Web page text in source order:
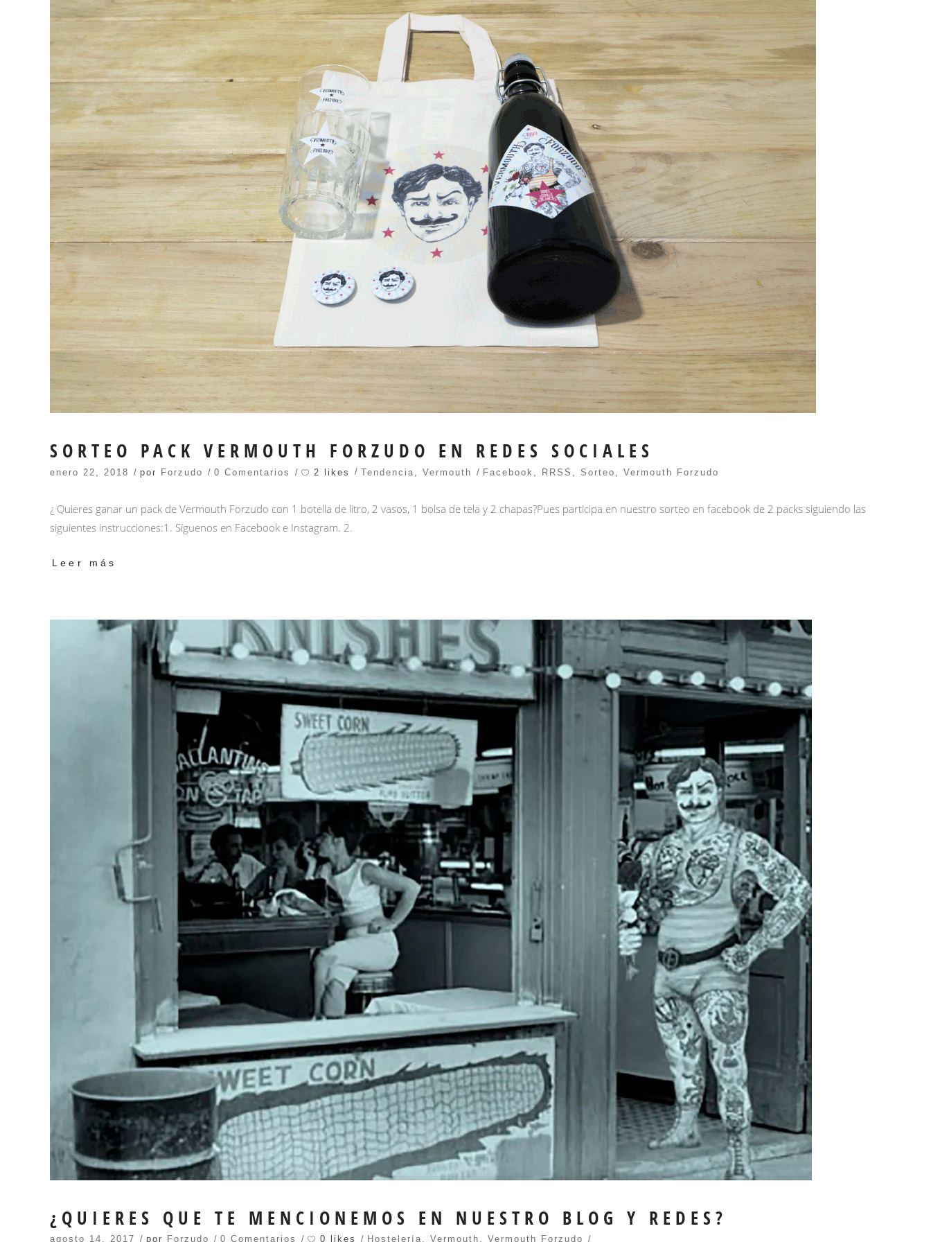
SORTEO PACK VERMOUTH FORZUDO EN REDES SOCIALES
enero 22, 2018 por Forzudo 0 Comentarios 2 likes Tendencia, Vermouth Facebook , RRSS , Sorteo , Vermouth Forzudo
¿ Quieres ganar un pack de Vermouth Forzudo con 1 botella de litro, 2 vasos, 1 bolsa de tela y 2 chapas?Pues participa en nuestro sorteo en facebook de 2 packs siguiendo las
siguientes instrucciones:1. Síguenos en Facebook e Instagram. 2.
Leer más
¿QUIERES QUE TE MENCIONEMOS EN NUESTRO BLOG Y REDES?
agosto 14, 2017 por Forzudo 0 Comentarios 0 likes Hostelería, Vermouth , Vermouth Forzudo